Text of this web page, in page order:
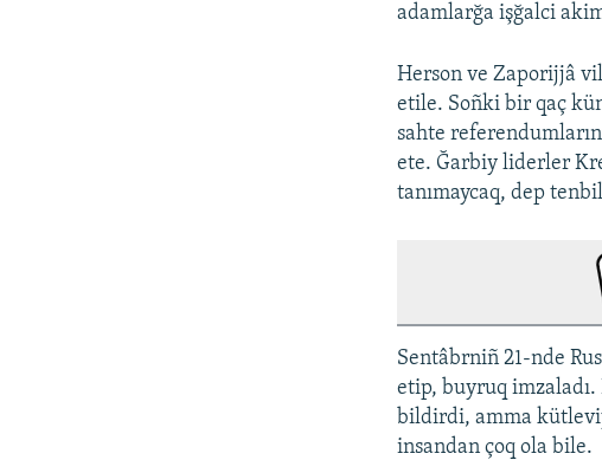
adamlarğa işğalci
Herson ve Zaporijjâ
etile. Soñki bir qaç
sahte
ete. Ğarbiy liderler
tanımaycaq, dep
Sentâbrniñ 21-nde
etip, buyruq
bildirdi, amma
insandan çoq ola bile.